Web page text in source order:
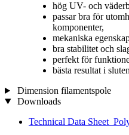
hög UV- och
passar bra för
komponenter,
mekaniska
bra stabilitet och
perfekt för
bästa resultat i
Dimension filamentspole
Downloads
Technical Data